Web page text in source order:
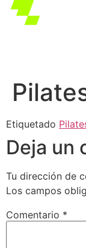
Etiquetado
Deja un
Tu dirección de
Los campos
Comentario *